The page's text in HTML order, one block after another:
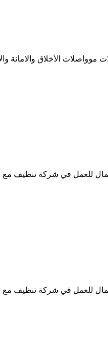
في شركة تنظيف مع وجود اقامة
في شركة تنظيف مع وجود اقامة